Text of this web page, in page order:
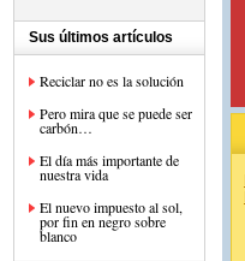
Sus últimos artículos
Reciclar no es la solución
Pero mira que se puede ser
carbón…
El día más importante de
nuestra vida
El nuevo impuesto al sol,
por fin en negro sobre
blanco